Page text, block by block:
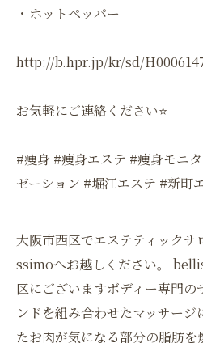
・ホットペッパー
http://b.hpr.jp/kr/sd/
お気軽にご連絡ください⭐️
#痩身 #痩身エステ #痩身モニ
ゼーション #堀江エステ #新町
大阪市西区でエステティック
ssimoへお越しください。
区にございますボディー専門の
ンドを組み合わせたマッサー
たお肉が気になる部分の脂肪